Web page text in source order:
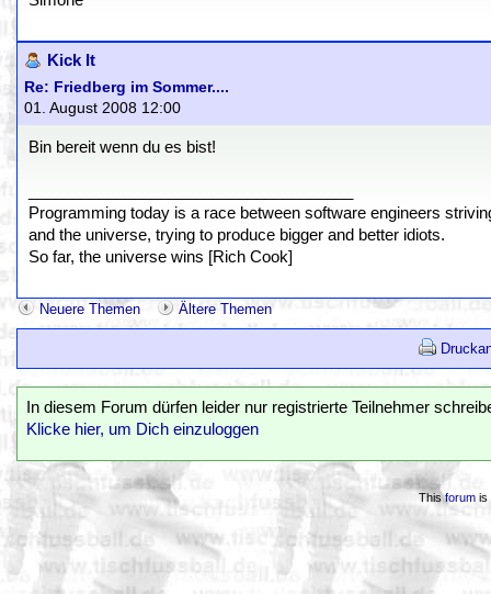
Kick It
Re: Friedberg im Sommer....
01. August 2008 12:00
Bin bereit wenn du es bist!
Programming today is a race between software engineers
and the universe, trying to produce bigger and better idiots.
So far, the universe wins [Rich Cook]
Neuere Themen Ältere Themen
In diesem Forum dürfen leider nur registrierte Teilnehmer
Klicke hier, um Dich einzuloggen
Thisforumis